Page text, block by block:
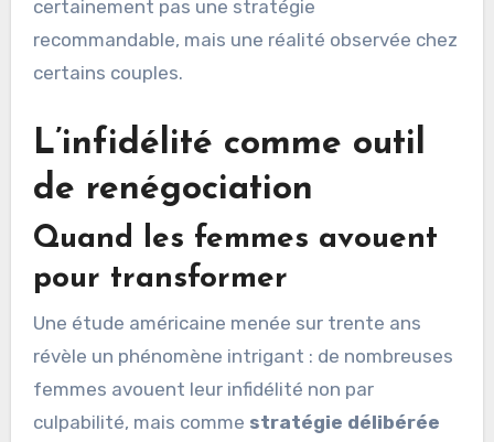
certainement pas une stratégie
recommandable, mais une réalité observée chez
certains couples.
L’infidélité comme outil
de renégociation
Quand les femmes avouent
pour transformer
Une étude américaine menée sur trente ans
révèle un phénomène intrigant : de nombreuses
femmes avouent leur infidélité non par
culpabilité, mais comme stratégie délibérée